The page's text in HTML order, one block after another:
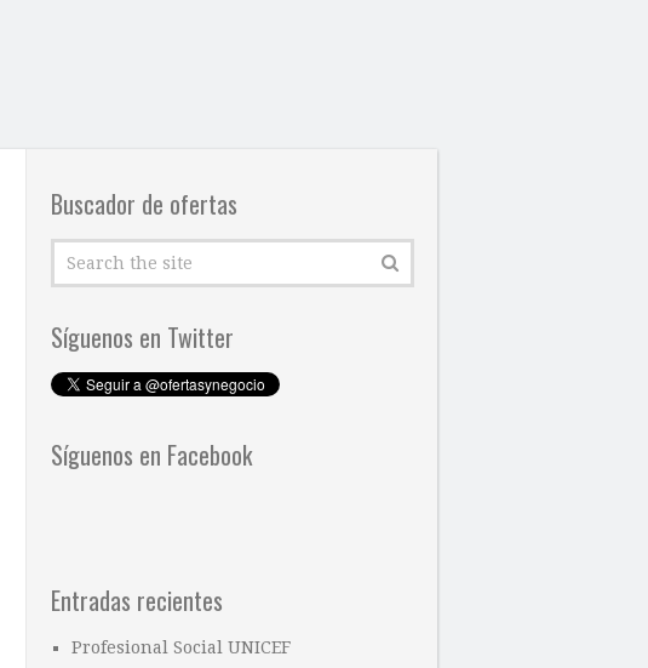
Buscador de ofertas
Síguenos en Twitter
Síguenos en Facebook
Entradas recientes
Profesional Social UNICEF